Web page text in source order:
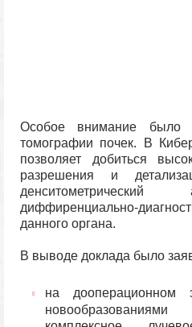
Особое внимание было
томографии почек. В
позволяет добиться
разрешения и
диффиренциально-
данного органа.
В выводе доклада было
на